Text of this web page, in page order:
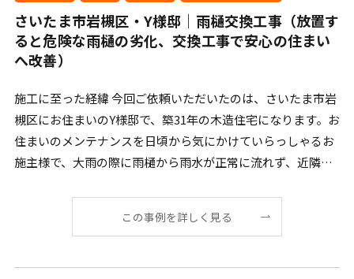
さいたま市岩槻区・Y様邸｜雨樋交換工事（放置す
ると危険な雨樋の劣化、交換工事で安心の住まい
へ改善）
施工に至った経緯 今回ご依頼いただいたのは、さいたま市岩
槻区にお住まいのY様邸で、築31年の木造住宅になります。お
住まいのメンテナンスを日頃から気にかけていらっしゃるお
施主様で、大雨の際に雨樋から雨水が正常に流れず、近隣
この事例を詳しく見る